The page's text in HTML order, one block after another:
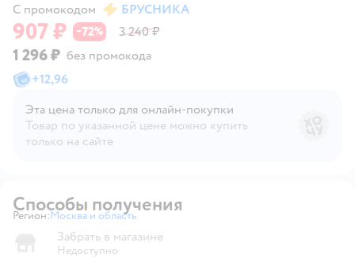
С промокодом БРУСНИКА
907 ₽ −72% 3 240 ₽
1 296 ₽ без промокода
+12,96
Эта цена только для онлайн‑покупки
Товар по указанной цене можно купить
только на сайте
Способы получения
Регион: Выбор адреса доставки.
Москва и область
Забрать в магазине
Недоступно